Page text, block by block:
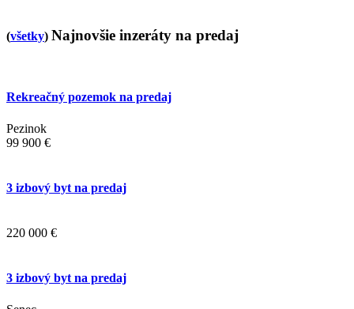
(všetky) Najnovšie inzeráty na predaj
Rekreačný pozemok na predaj
Pezinok
99 900 €
3 izbový byt na predaj
220 000 €
3 izbový byt na predaj